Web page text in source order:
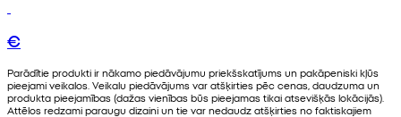
€
Parādītie produkti ir nākamo piedāvājumu priekšskatījums un pakāpeniski kļūs
pieejami veikalos. Veikalu piedāvājums var atšķirties pēc cenas, daudzuma un
produkta pieejamības (dažas vienības būs pieejamas tikai atsevišķās lokācijās).
Attēlos redzami paraugu dizaini un tie var nedaudz atšķirties no faktiskajiem